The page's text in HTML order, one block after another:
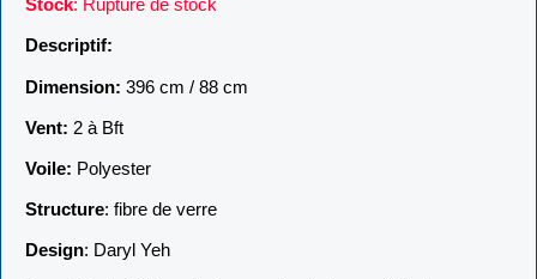
Stock: Rupture de stock
Descriptif:
Dimension: 396 cm / 88 cm
Vent: 2 à Bft
Voile: Polyester
Structure: fibre de verre
Design: Daryl Yeh